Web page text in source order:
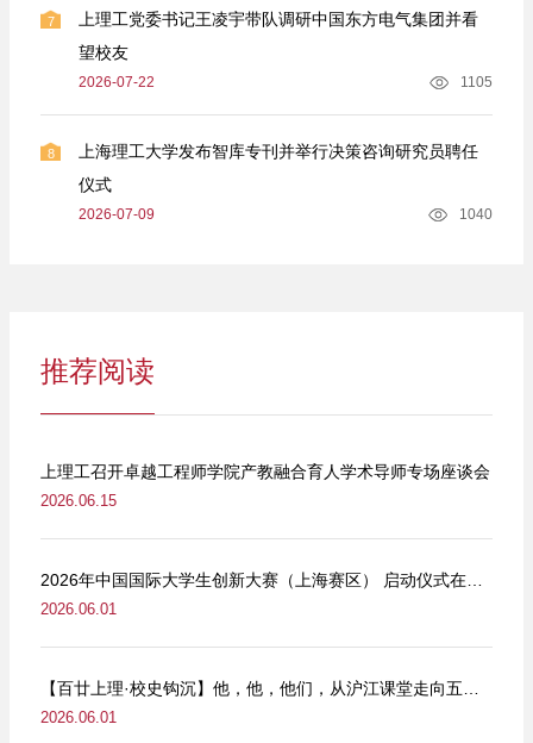
7
上理工党委书记王凌宇带队调研中国东方电气集团并看
望校友
2026-07-22 1105
8
上海理工大学发布智库专刊并举行决策咨询研究员聘任
仪式
2026-07-09 1040
推荐阅读
上理工召开卓越工程师学院产教融合育人学术导师专场座谈会
2026.06.15
2026.06.01
2026.06.01